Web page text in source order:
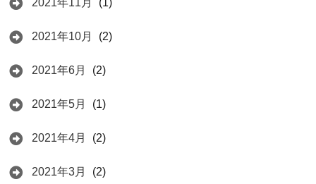
2021年10月 (2)
2021年6月 (2)
2021年5月 (1)
2021年4月 (2)
2021年3月 (2)